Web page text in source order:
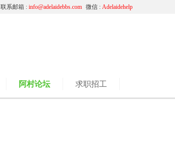
微信 : Adelaidehelp
联系邮箱 : info@adelaidebbs.com
阿村论坛 求职招工